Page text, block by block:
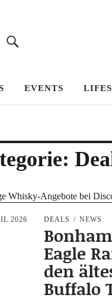
EVENTS
Whis­ky-Ange­bo­te bei
2026 DEALS NEWS
Eagle
den
Buffalo